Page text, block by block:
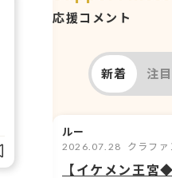
応援コメント
新着 注目
ルー
2026.07.28 クラファ
【イケメン王宮